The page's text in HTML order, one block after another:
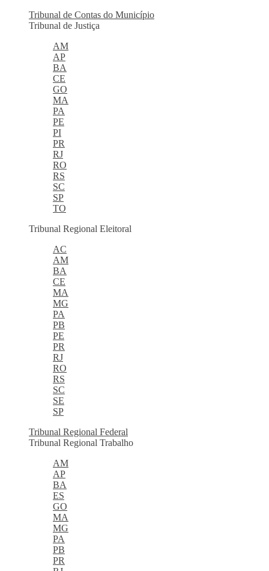
Tribunal de Contas do Município
Tribunal de Justiça
AM
AP
BA
CE
GO
MA
PA
PE
PI
PR
RJ
RO
RS
SC
SP
TO
Tribunal Regional Eleitoral
AC
AM
BA
CE
MA
MG
PA
PB
PE
PR
RJ
RO
RS
SC
SE
SP
Tribunal Regional Federal
Tribunal Regional Trabalho
AM
AP
BA
ES
GO
MA
MG
PA
PB
PR